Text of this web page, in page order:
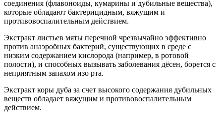
соединения (флавоноиды, кумарины и дубильные вещества),
которые обладают бактерицидным, вяжущим и
противовоспалительным действием.
Экстракт листьев мяты перечной чрезвычайно эффективно
против анаэробных бактерий, существующих в среде с
низким содержанием кислорода (например, в ротовой
полости), и способных вызывать заболевания дёсен, борется с
неприятным запахом изо рта.
Экстракт коры дуба за счет высокого содержания дубильных
веществ обладает вяжущим и противовоспалительным
действием.